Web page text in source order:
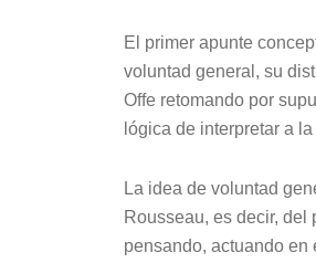
El primer apunte
voluntad general, su
Offe retomando por
lógica de interpretar a
La idea de voluntad
Rousseau, es decir,
pensando, actuando